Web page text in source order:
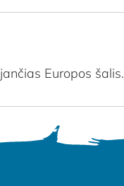
Europos šalis.